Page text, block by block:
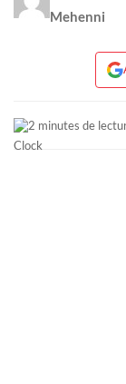
Mehenni
2 minutes de